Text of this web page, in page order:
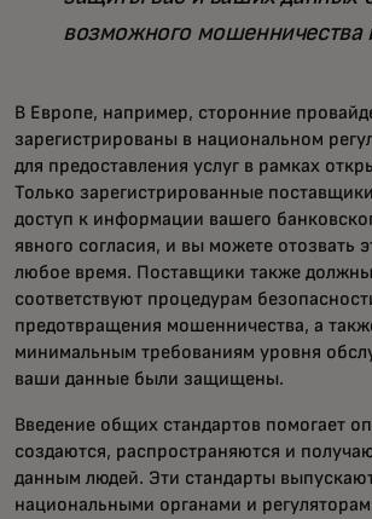
возможного мошенничества
В Европе, например, сторонние
зарегистрированы в национальном
для предоставления услуг в рамках
Только зарегистрированные
доступ к информации вашего
явного согласия, и вы можете отозвать
любое время. Поставщики также должны
соответствуют процедурам
предотвращения мошенничества, а
минимальным требованиям уровня
ваши данные были защищены.
Введение общих стандартов помогает
создаются, распространяются и
данным людей. Эти стандарты
национальными органами и